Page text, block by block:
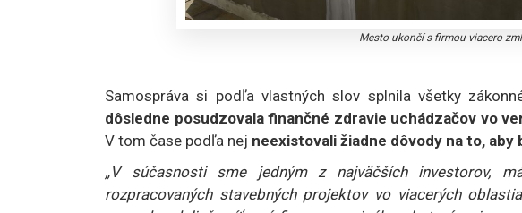
Mesto ukončí s firmou viacero
Samospráva si podľa vlastných slov splnila všetky
dôsledne posudzovala finančné zdravie uchádzačov vo
V tom čase podľa nej neexistovali žiadne dôvody na to,
„V súčasnosti sme jedným z najväčších investorov,
rozpracovaných stavebných projektov vo viacerých